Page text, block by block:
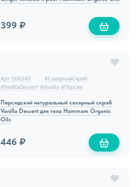
399 ₽
Арт. 006540 #СахарныйСкраб
#VanillaDessert #Vanilla #Персия
Персидский натуральный сахарный скраб
Vanilla Dessert для тела Hammam Organic
Oils
446 ₽